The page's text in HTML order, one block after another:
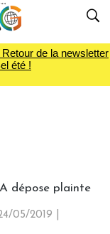
de la newsletter
été !
dépose plainte
05/2019